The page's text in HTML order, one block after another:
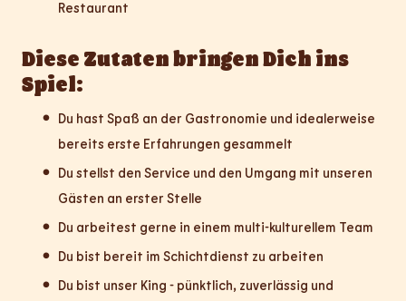
Restaurant
Diese Zutaten bringen Dich ins
Spiel:
Du hast Spaß an der Gastronomie und idealerweise
bereits erste Erfahrungen gesammelt
Du stellst den Service und den Umgang mit unseren
Gästen an erster Stelle
Du arbeitest gerne in einem multi-kulturellem Team
Du bist bereit im Schichtdienst zu arbeiten
Du bist unser King - pünktlich, zuverlässig und